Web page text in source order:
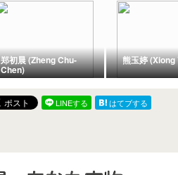
郑初晨 (Zheng Chu-
Chen)
熊玉婷 (Xiong
LINEする
はてブする